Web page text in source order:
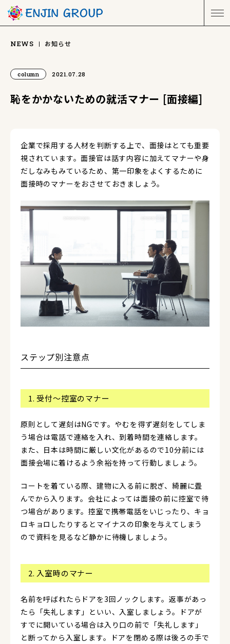
NEWS お知らせ
column 2021.07.28
恥をかかないための就活マナー [面接編]
企業で採用する人材を判断する上で、面接はとても重要
視されています。面接官は話す内容に加えてマナーや身
だしなみもみているため、第一印象をよくするために
面接時のマナーをおさせておきましょう。
ステップ別注意点
1. 受付〜控室のマナー
原則として遅刻はNGです。やむを得ず遅刻をしてしま
う場合は電話で連絡を入れ、到着時間を連絡します。
また、日本は時間に厳しい文化があるので10分前には
面接会場に着けるよう余裕を持って行動しましょう。
コートを着ている際、建物に入る前に脱ぎ、綺麗に畳
んでから入ります。会社によっては面接の前に控室で待
つ場合があります。控室で携帯電話をいじったり、キョ
ロキョロしたりするとマイナスの印象を与えてしまう
ので資料を見るなど静かに待機しましょう。
2. 入室時のマナー
名前を呼ばれたらドアを3回ノックします。返事があっ
たら「失礼します」といい、入室しましょう。ドアが
すでに開いている場合は入り口の前で「失礼します」
と断ってから入室します。ドアを閉める際は後ろの手で